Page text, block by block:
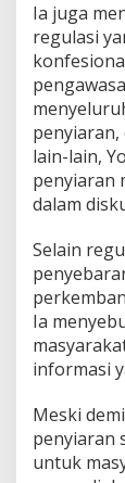
Ia juga
regulasi
lain-lain,
penyiaran
dalam
Selain
Ia
informasi
Meski
penyiaran
untuk